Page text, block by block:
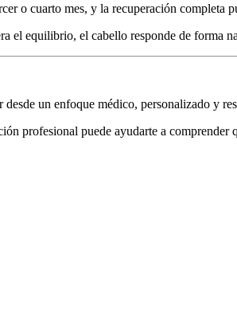
o cuarto mes, y la recuperación completa
el equilibrio, el cabello responde de forma
un enfoque médico, personalizado y
profesional puede ayudarte a comprender